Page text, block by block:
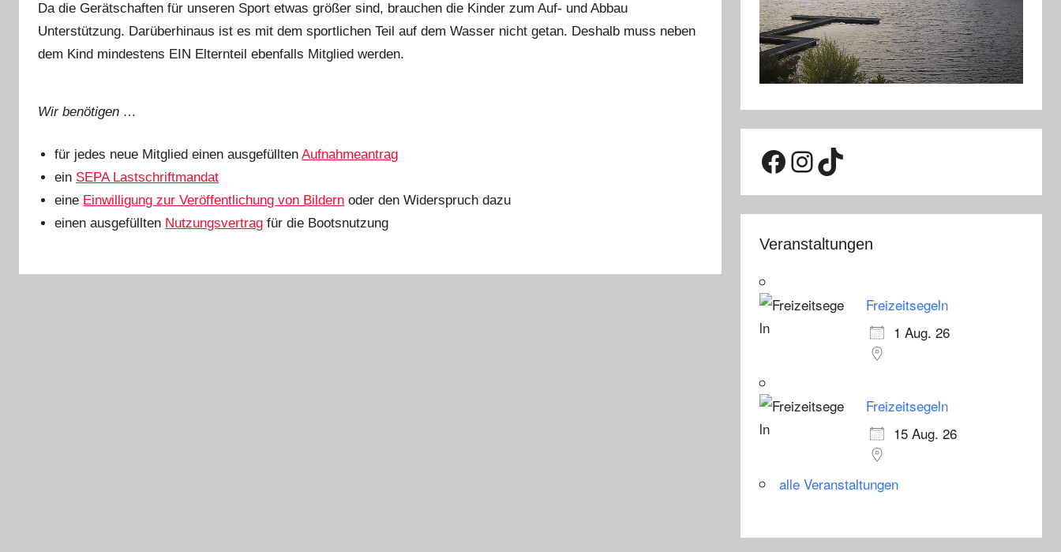
Da die Gerätschaften für unseren Sport etwas größer sind, brauchen die Kinder zum Auf- und Abbau
Unterstützung. Darüberhinaus ist es mit dem sportlichen Teil auf dem Wasser nicht getan. Deshalb muss neben
dem Kind mindestens EIN Elternteil ebenfalls Mitglied werden.
Wir benötigen …
für jedes neue Mitglied einen ausgefülltenAufnahmeantrag
ein SEPA Lastschriftmandat
eine Einwilligung zur Veröffentlichung von Bildern oder den Widerspruch dazu
einen ausgefüllten Nutzungsvertrag für die Bootsnutzung
Facebook
Instagram
TikTok
Veranstaltungen
Freizeitsegeln
1 Aug. 26
Freizeitsegeln
15 Aug. 26
alle Veranstaltungen